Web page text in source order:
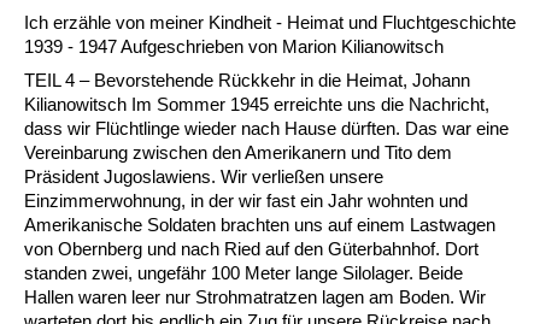
Ich erzähle von meiner Kindheit - Heimat und Fluchtgeschichte
1939 - 1947 Aufgeschrieben von Marion Kilianowitsch
TEIL 4 – Bevorstehende Rückkehr in die Heimat, Johann
Kilianowitsch Im Sommer 1945 erreichte uns die Nachricht,
dass wir Flüchtlinge wieder nach Hause dürften. Das war eine
Vereinbarung zwischen den Amerikanern und Tito dem
Präsident Jugoslawiens. Wir verließen unsere
Einzimmerwohnung, in der wir fast ein Jahr wohnten und
Amerikanische Soldaten brachten uns auf einem Lastwagen
von Obernberg und nach Ried auf den Güterbahnhof. Dort
standen zwei, ungefähr 100 Meter lange Silolager. Beide
Hallen waren leer nur Strohmatratzen lagen am Boden. Wir